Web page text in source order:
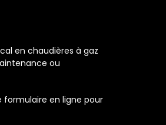
en chaudières à gaz
ou
formulaire en ligne pour